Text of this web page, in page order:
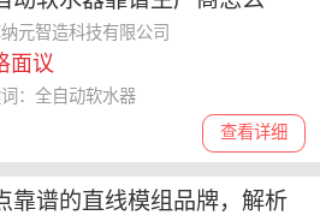
分享实用挑选技巧
元智造科技有限公司
面议
查看详细
：全自动软水器
靠谱的直线模组品牌，解析